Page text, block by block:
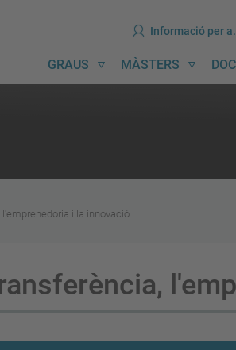
Ves
al
contingut
Ves
al
menú
Informació per
GRAUS MÀSTERS
i la innovació